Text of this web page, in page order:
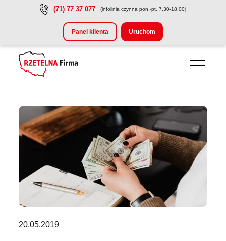
Przejdź do treści głównej
(71) 77 37 077 (infolinia czynna pon.-pt. 7.30-18.00)
Panel klienta Uruchom
20.05.2019